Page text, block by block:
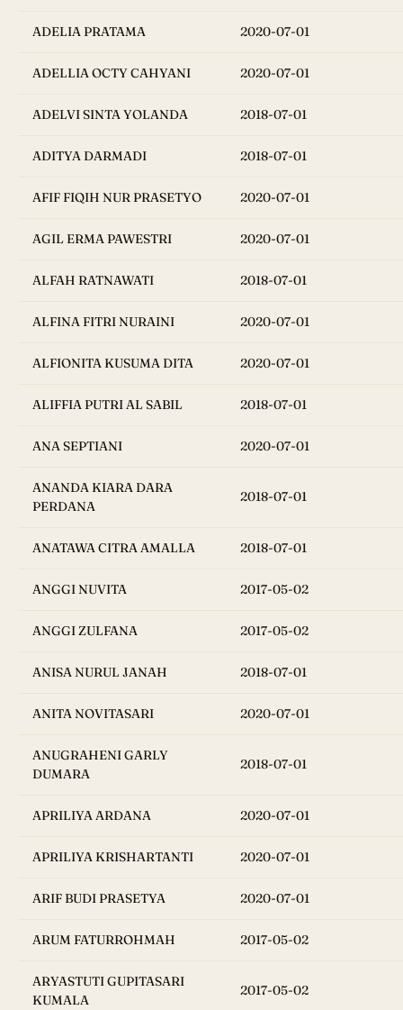
ADELIA PRATAMA 2020-07-01
ADELLIA OCTY CAHYANI 2020-07-01
ADELVI SINTA YOLANDA 2018-07-01
ADITYA DARMADI 2018-07-01
AFIF FIQIH NUR PRASETYO 2020-07-01
AGIL ERMA PAWESTRI 2020-07-01
ALFAH RATNAWATI 2018-07-01
ALFINA FITRI NURAINI 2020-07-01
ALFIONITA KUSUMA DITA 2020-07-01
ALIFFIA PUTRI AL SABIL 2018-07-01
ANA SEPTIANI 2020-07-01
ANANDA KIARA DARA
PERDANA
2018-07-01
ANATAWA CITRA AMALLA 2018-07-01
ANGGI NUVITA 2017-05-02
ANGGI ZULFANA 2017-05-02
ANISA NURUL JANAH 2018-07-01
ANITA NOVITASARI 2020-07-01
ANUGRAHENI GARLY
DUMARA
2018-07-01
APRILIYA ARDANA 2020-07-01
APRILIYA KRISHARTANTI 2020-07-01
ARIF BUDI PRASETYA 2020-07-01
ARUM FATURROHMAH 2017-05-02
ARYASTUTI GUPITASARI
KUMALA
2017-05-02